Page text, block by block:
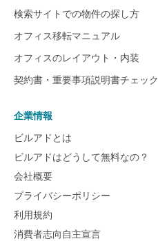
検索サイトでの物件の探し方
オフィス移転マニュアル
オフィスのレイアウト・内装
契約書・重要事項説明書チェック
企業情報
ビルアドとは
ビルアドはどうして無料なの？
会社概要
プライバシーポリシー
利用規約
消費者志向自主宣言